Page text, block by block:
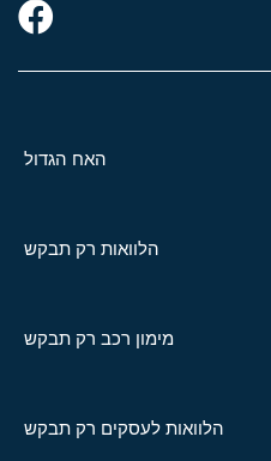
האח הגדול
הלוואות רק תבקש
מימון רכב רק תבקש
הלוואות לעסקים רק תבקש